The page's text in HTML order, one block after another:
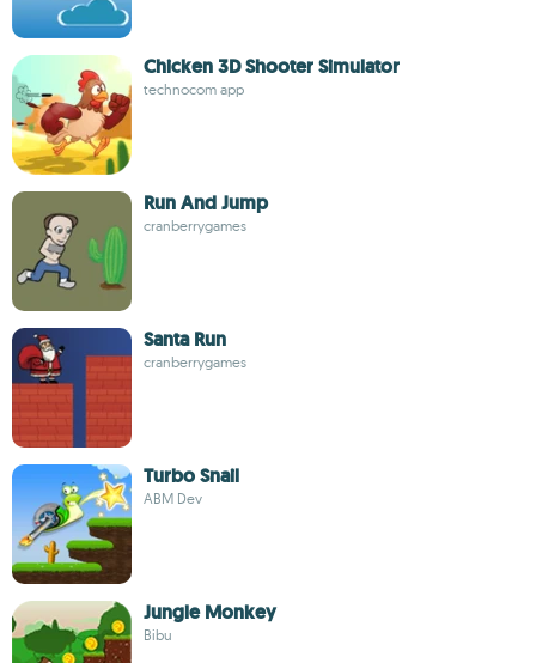
Chicken 3D Shooter Simulator
technocom app
Run And Jump
cranberrygames
Santa Run
cranberrygames
Turbo Snail
ABM Dev
Jungle Monkey
Bibu